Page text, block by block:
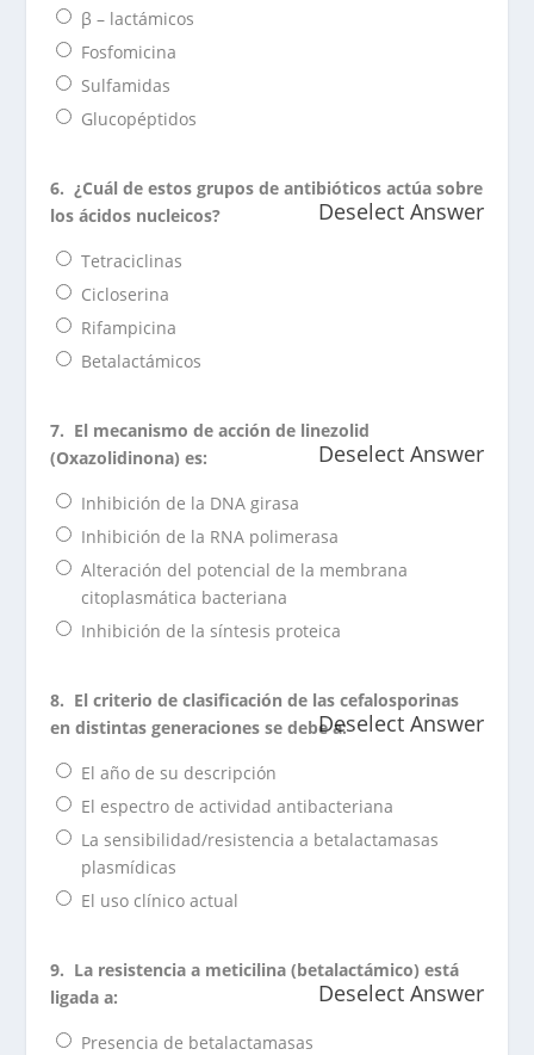
β – lactámicos
Fosfomicina
Sulfamidas
Glucopéptidos
6. ¿Cuál de estos grupos de antibióticos actúa sobre
los ácidos nucleicos?
Deselect Answer
Tetraciclinas
Cicloserina
Rifampicina
Betalactámicos
7. El mecanismo de acción de linezolid
(Oxazolidinona) es:
Deselect Answer
Inhibición de la DNA girasa
Inhibición de la RNA polimerasa
Alteración del potencial de la membrana
citoplasmática bacteriana
Inhibición de la síntesis proteica
8. El criterio de clasificación de las cefalosporinas
en distintas generaciones se debe a:Deselect Answer
El año de su descripción
El espectro de actividad antibacteriana
La sensibilidad/resistencia a betalactamasas
plasmídicas
El uso clínico actual
9. La resistencia a meticilina (betalactámico) está
ligada a:
Deselect Answer
Presencia de betalactamasas